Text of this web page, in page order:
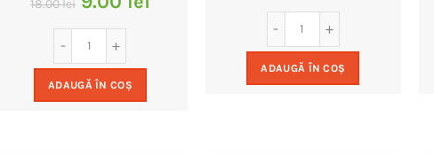
18.00lei
inițial
a
fost:
ADAUGĂ ÎN COȘ
inițial
a
fost:
ADAUGĂ ÎN COȘ